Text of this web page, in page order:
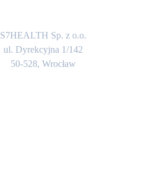
S7HEALTH Sp. z o.o.
ul. Dyrekcyjna 1/142
50-528, Wrocław